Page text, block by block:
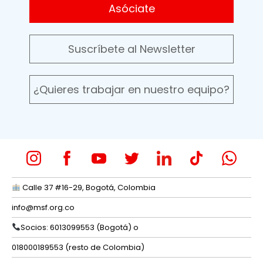
Asóciate
Suscríbete al Newsletter
¿Quieres trabajar en nuestro equipo?
Calle 37 #16-29, Bogotá, Colombia
info@msf.org.co
Socios: 6013099553 (Bogotá) o
018000189553 (resto de Colombia)